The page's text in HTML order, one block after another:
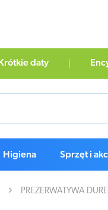
Krótkie daty
Higiena Sprzęt i
PREZERWATYWA